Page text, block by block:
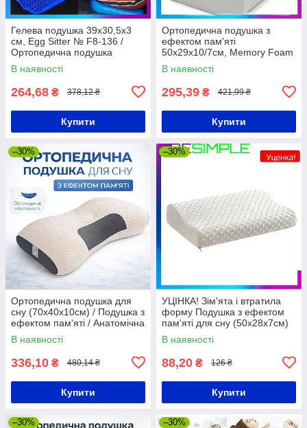
Гелева подушка 39х30,5х3
см, Egg Sitter № F8-136 /
Ортопедична подушка
В наявності
264,68 ₴ 378,12 ₴
Купити
Ортопедична подушка з
ефектом пам'яті
50x29x10/7см, Memory Foam
Pillow
В наявності
295,39 ₴ 421,99 ₴
Купити
–30%
Ортопедична подушка для
сну (70х40х10см) / Подушка з
ефектом пам'яті / Анатомічна
подушка / Ергономічна
подушка
В наявності
336,10 ₴ 480,14 ₴
Купити
–30%
УЦІНКА! Зім'ята і втратила
форму Подушка з ефектом
пам'яті для сну (50х28х7см)
GH1188 / Подушка для сну та
підтримки шиї
В наявності
88,20 ₴ 126 ₴
Купити
–30% –30%